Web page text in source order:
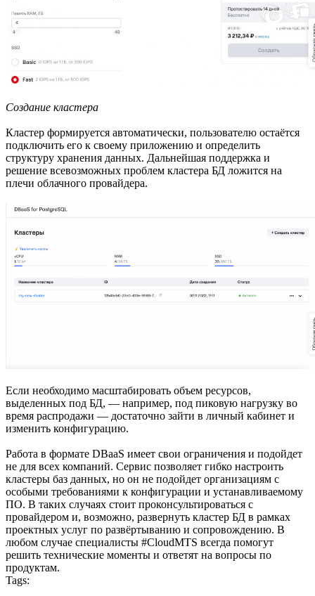
Создание кластера
Кластер формируется автоматически, пользователю остаётся
подключить его к своему приложению и определить
структуру хранения данных. Дальнейшая поддержка и
решение всевозможных проблем кластера БД ложится на
плечи облачного провайдера.
Если необходимо масштабировать объем ресурсов,
выделенных под БД, — например, под пиковую нагрузку во
время распродажи — достаточно зайти в личный кабинет и
изменить конфигурацию.
Работа в формате DBaaS имеет свои ограничения и подойдет
не для всех компаний. Сервис позволяет гибко настроить
кластеры баз данных, но он не подойдет организациям с
особыми требованиями к конфигурации и устанавливаемому
ПО. В таких случаях стоит проконсультироваться с
провайдером и, возможно, развернуть кластер БД в рамках
проектных услуг по развёртыванию и сопровождению. В
любом случае специалисты #CloudMTS всегда помогут
решить технические моменты и ответят на вопросы по
продуктам.
Tags: